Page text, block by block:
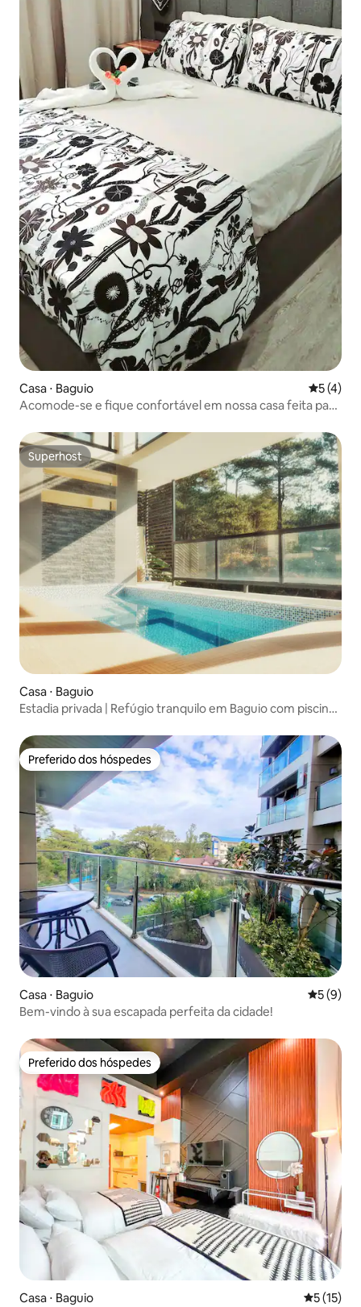
Casa ⋅ Baguio 5 de
5 (4)
Acomode-se e fique confortável em nossa casa feita para
Superhost
Superhost
Casa ⋅ Baguio
Estadia privada | Refúgio tranquilo em Baguio com piscina
Preferido dos hóspedes
Preferido dos hóspedes
Casa ⋅ Baguio 5 de
5 (9)
Bem-vindo à sua escapada perfeita da cidade!
Preferido dos hóspedes
Preferido dos hóspedes
Casa ⋅ Baguio 5 de uma
5 (15)